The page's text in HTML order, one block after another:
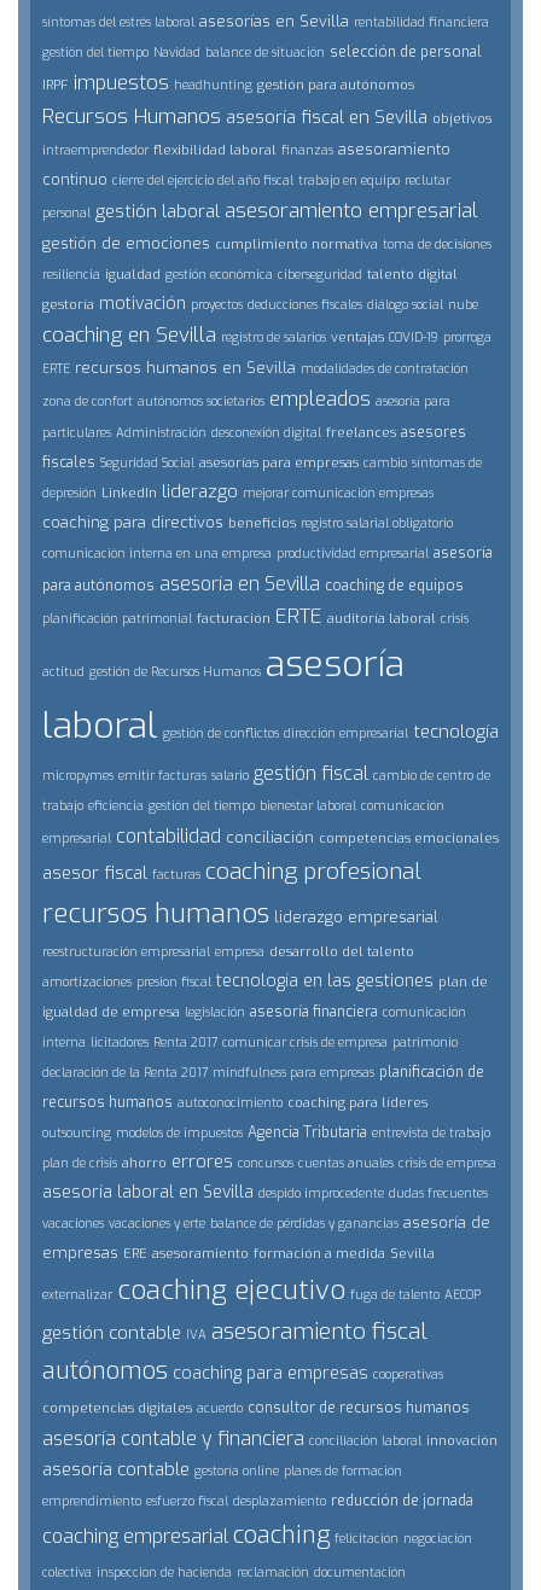
síntomas del estrés laboral asesorías en Sevilla rentabilidad financiera
gestión del tiempo Navidad balance de situación selección de personal
IRPF impuestos headhunting gestión para autónomos
Recursos Humanos asesoría fiscal en Sevilla objetivos
intraemprendedor flexibilidad laboral finanzas asesoramiento
continuo cierre del ejercicio del año fiscal trabajo en equipo reclutar
personal gestión laboral asesoramiento empresarial
gestión de emociones cumplimiento normativa toma de decisiones
resiliencia igualdad gestión económica ciberseguridad talento digital
gestoría motivación proyectos deducciones fiscales diálogo social nube
coaching en Sevilla registro de salarios ventajas COVID-19 prorroga
ERTE recursos humanos en Sevilla modalidades de contratación
zona de confort autónomos societarios empleados asesoría para
particulares Administración desconexión digital freelances asesores
fiscales Seguridad Social asesorías para empresas cambio síntomas de
depresión LinkedIn liderazgo mejorar comunicación empresas
coaching para directivos beneficios registro salarial obligatorio
comunicación interna en una empresa productividad empresarial asesoría
para autónomos asesoría en Sevilla coaching de equipos
planificación patrimonial facturación ERTE auditoría laboral crisis
actitud gestión de Recursos Humanos asesoría
laboral gestión de conflictos dirección empresarial tecnología
micropymes emitir facturas salario gestión fiscal cambio de centro de
trabajo eficiencia gestión del tiempo bienestar laboral comunicación
empresarial contabilidad conciliación competencias emocionales
asesor fiscal facturas coaching profesional
recursos humanos liderazgo empresarial
reestructuración empresarial empresa desarrollo del talento
amortizaciones presion fiscal tecnología en las gestiones plan de
igualdad de empresa legislación asesoría financiera comunicación
interna licitadores Renta 2017 comunicar crisis de empresa patrimonio
declaración de la Renta 2017 mindfulness para empresas planificación de
recursos humanos autoconocimiento coaching para líderes
outsourcing modelos de impuestos Agencia Tributaria entrevista de trabajo
plan de crisis ahorro errores concursos cuentas anuales crisis de empresa
asesoría laboral en Sevilla despido improcedente dudas frecuentes
vacaciones vacaciones y erte balance de pérdidas y ganancias asesoría de
empresas ERE asesoramiento formación a medida Sevilla
externalizar coaching ejecutivo fuga de talento AECOP
gestión contable IVA asesoramiento fiscal
autónomos coaching para empresas cooperativas
competencias digitales acuerdo consultor de recursos humanos
asesoría contable y financiera conciliación laboral innovación
asesoría contable gestoría online planes de formación
emprendimiento esfuerzo fiscal desplazamiento reducción de jornada
coaching empresarialcoaching felicitación negociación
colectiva inspeccion de hacienda reclamación documentación